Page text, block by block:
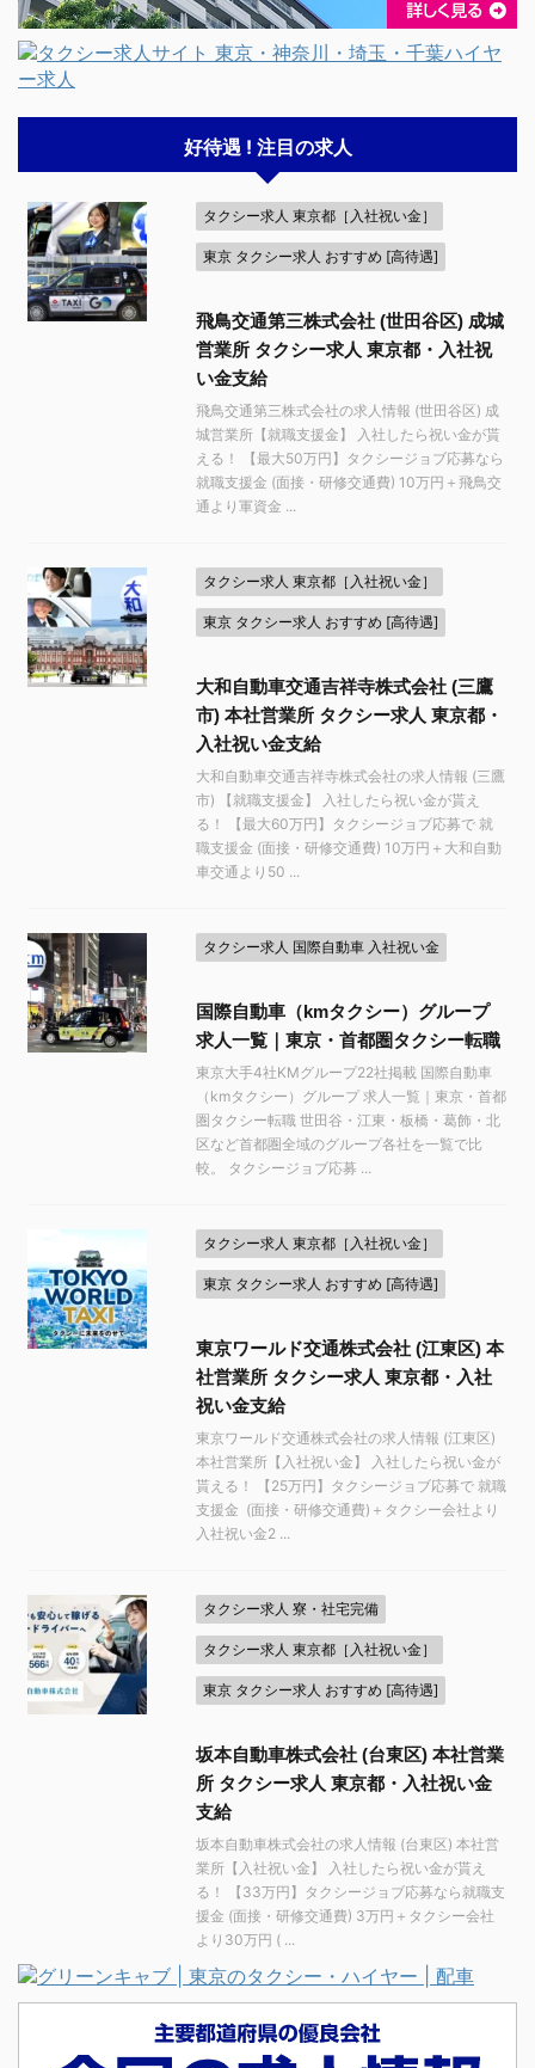
好待遇 ! 注目の求人
タクシー求人 東京都［入社祝い金］
東京 タクシー求人 おすすめ [高待遇]
飛鳥交通第三株式会社 (世田谷区) 成城
営業所 タクシー求人 東京都・入社祝
い金支給
飛鳥交通第三株式会社の求人情報 (世田谷区) 成
城営業所【就職支援金】 入社したら祝い金が貰
える！ 【最大50万円】タクシージョブ応募なら
就職支援金 (面接・研修交通費) 10万円＋飛鳥交
通より軍資金 ...
タクシー求人 東京都［入社祝い金］
東京 タクシー求人 おすすめ [高待遇]
大和自動車交通吉祥寺株式会社 (三鷹
市) 本社営業所 タクシー求人 東京都・
入社祝い金支給
大和自動車交通吉祥寺株式会社の求人情報 (三鷹
市) 【就職支援金】 入社したら祝い金が貰え
る！ 【最大60万円】タクシージョブ応募で 就
職支援金 (面接・研修交通費) 10万円＋大和自動
車交通より50 ...
タクシー求人 国際自動車 入社祝い金
国際自動車（kmタクシー）グループ
求人一覧｜東京・首都圏タクシー転職
東京大手4社KMグループ22社掲載 国際自動車
（kmタクシー）グループ 求人一覧｜東京・首都
圏タクシー転職 世田谷・江東・板橋・葛飾・北
区など首都圏全域のグループ各社を一覧で比
較。 タクシージョブ応募 ...
タクシー求人 東京都［入社祝い金］
東京 タクシー求人 おすすめ [高待遇]
東京ワールド交通株式会社 (江東区) 本
社営業所 タクシー求人 東京都・入社
祝い金支給
東京ワールド交通株式会社の求人情報 (江東区)
本社営業所【入社祝い金】 入社したら祝い金が
貰える！ 【25万円】タクシージョブ応募で 就職
支援金 (面接・研修交通費)＋タクシー会社より
入社祝い金2 ...
タクシー求人 寮・社宅完備
タクシー求人 東京都［入社祝い金］
東京 タクシー求人 おすすめ [高待遇]
坂本自動車株式会社 (台東区) 本社営業
所 タクシー求人 東京都・入社祝い金
支給
坂本自動車株式会社の求人情報 (台東区) 本社営
業所【入社祝い金】 入社したら祝い金が貰え
る！ 【33万円】タクシージョブ応募なら就職支
援金 (面接・研修交通費) 3万円＋タクシー会社
より30万円 ( ...